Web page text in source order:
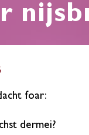
foar:
dermei?